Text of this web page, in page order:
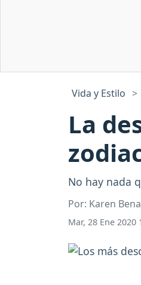
Vida y Estilo
La
No hay nada
Por: Karen
Mar, 28 Ene 2020